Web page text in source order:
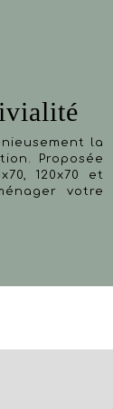
la
Proposée
120x70 et
votre